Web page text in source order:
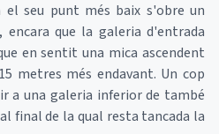
el seu punt més baix s'obre un
que la galeria d'entrada
en sentit una mica ascendent
metres més endavant. Un cop
a una galeria inferior de també
final de la qual resta tancada la